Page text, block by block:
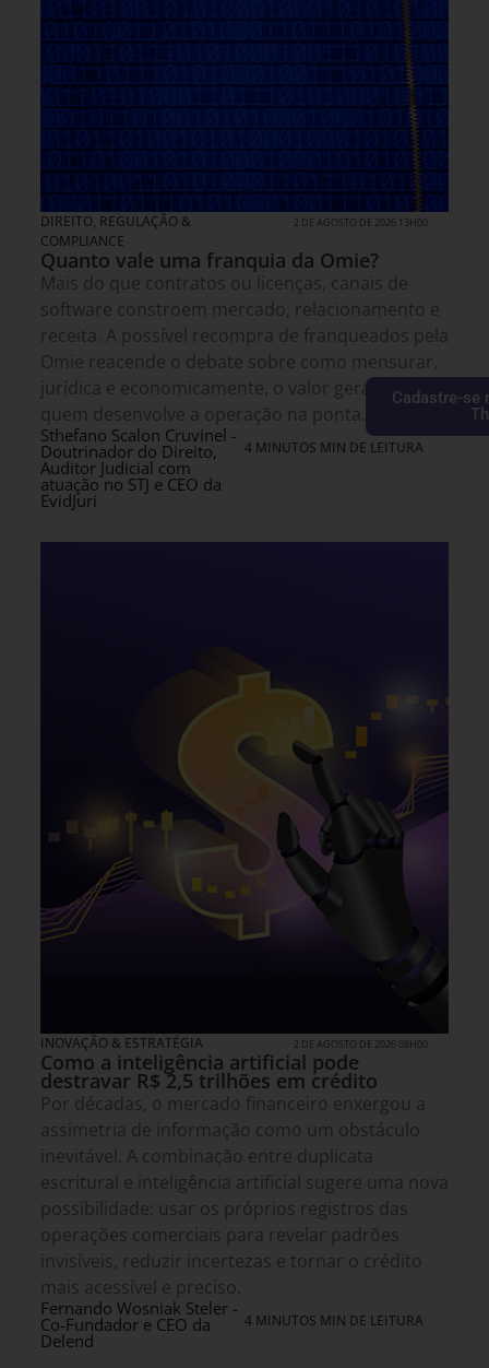
DIREITO, REGULAÇÃO &
COMPLIANCE
2 DE AGOSTO DE 2026 13H00
Quanto vale uma franquia da Omie?
Mais do que contratos ou licenças, canais de
software constroem mercado, relacionamento e
receita. A possível recompra de franqueados pela
Omie reacende o debate sobre como mensurar,
jurídica e economicamente, o valor gerado por
quem desenvolve a operação na ponta.
Sthefano Scalon Cruvinel -
Doutrinador do Direito,
Auditor Judicial com
atuação no STJ e CEO da
EvidJuri
4 MINUTOS MIN DE LEITURA
INOVAÇÃO & ESTRATÉGIA 2 DE AGOSTO DE 2026 08H00
Como a inteligência artificial pode
destravar R$ 2,5 trilhões em crédito
Por décadas, o mercado financeiro enxergou a
assimetria de informação como um obstáculo
inevitável. A combinação entre duplicata
escritural e inteligência artificial sugere uma nova
possibilidade: usar os próprios registros das
operações comerciais para revelar padrões
invisíveis, reduzir incertezas e tornar o crédito
mais acessível e preciso.
Fernando Wosniak Steler -
Co-Fundador e CEO da
Delend
4 MINUTOS MIN DE LEITURA
Cadastre-se